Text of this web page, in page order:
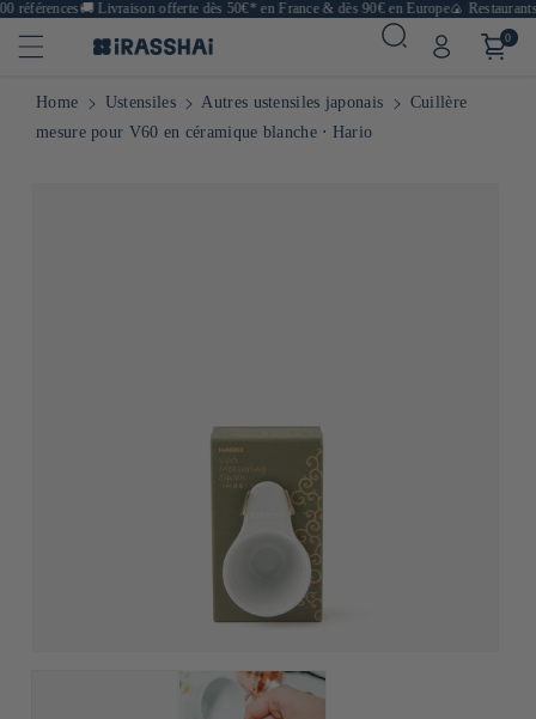
références🚚Livraison offerte dès 50€* en France & dès 90€ en Europe🍙
0
Home Ustensiles Autres ustensiles japonais
Cuillère
mesure pour V60 en céramique blanche ⋅ Hario